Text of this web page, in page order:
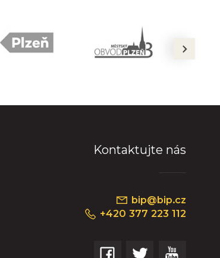
next
Kontaktujte nás
bip@bip.cz
+420 377 223 112